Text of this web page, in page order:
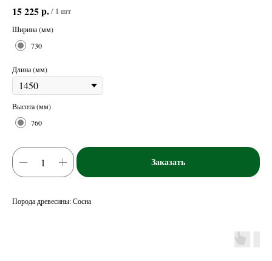
15 225р./ 1 шт
Ширина (мм)
730
Длина (мм)
Высота (мм)
760
Заказать
Порода древесины: Сосна